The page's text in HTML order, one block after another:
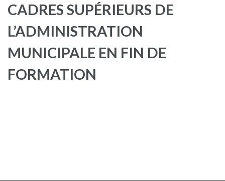
CADRES SUPÉRIEURS DE
L’ADMINISTRATION
MUNICIPALE EN FIN DE
FORMATION